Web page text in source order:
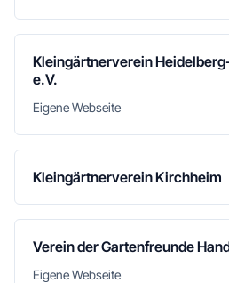
Kleingärtnerverein
e.V.
Eigene Webseite
Kleingärtnerverein Kirchheim
Verein der Gartenfreunde
Eigene Webseite